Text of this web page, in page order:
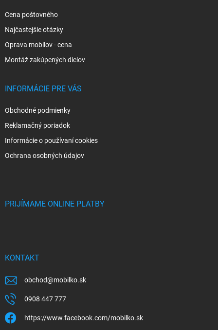
Cena poštovného
Najčastejšie otázky
Oprava mobilov - cena
Montáž zakúpených dielov
INFORMÁCIE PRE VÁS
Obchodné podmienky
Reklamačný poriadok
Informácie o používaní cookies
Ochrana osobných údajov
PRIJÍMAME ONLINE PLATBY
KONTAKT
obchod@mobilko.sk
0908 447 777
https://www.facebook.com/mobilko.sk